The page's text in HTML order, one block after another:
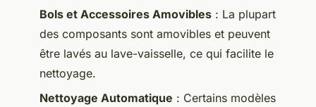
Bols et Accessoires Amovibles : La plupart
des composants sont amovibles et peuvent
être lavés au lave-vaisselle, ce qui facilite le
nettoyage.
Nettoyage Automatique : Certains modèles